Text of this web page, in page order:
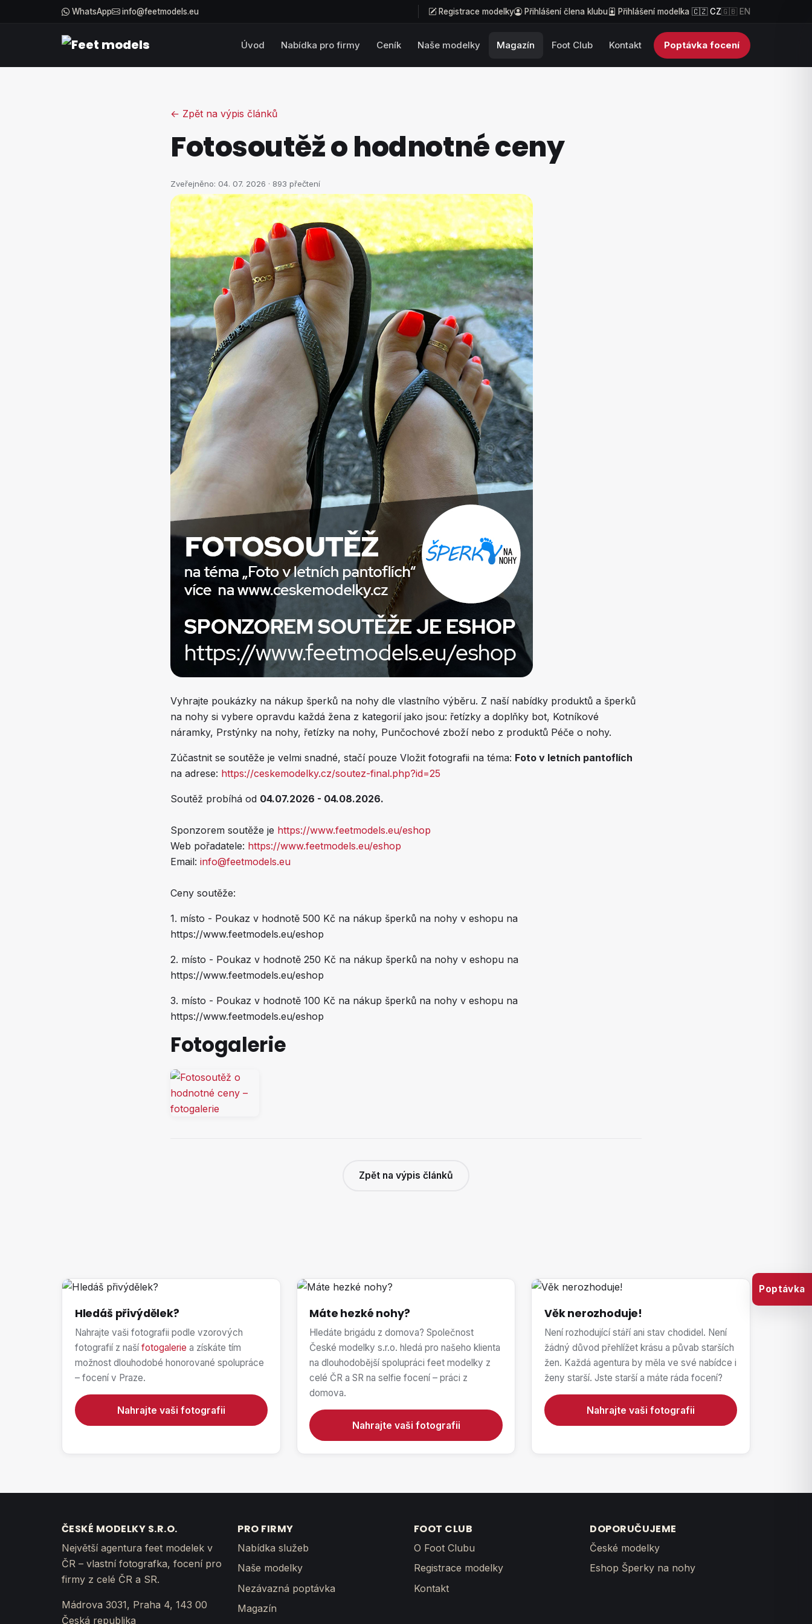
WhatsApp info@feetmodels.eu Registrace modelky Přihlášení člena klubu Přihlášení modelka 🇨🇿 CZ🇬🇧 EN
Úvod Nabídka pro firmy Ceník Naše modelky Magazín Foot Club Kontakt Poptávka focení
← Zpět na výpis článků
Fotosoutěž o hodnotné ceny
Zveřejněno: 04. 07. 2026 · 893 přečtení
Vyhrajte poukázky na nákup šperků na nohy dle vlastního výběru. Z naší nabídky produktů a šperků
na nohy si vybere opravdu každá žena z kategorií jako jsou: řetízky a doplňky bot, Kotníkové
náramky, Prstýnky na nohy, řetízky na nohy, Punčochové zboží nebo z produktů Péče o nohy.
Zúčastnit se soutěže je velmi snadné, stačí pouze Vložit fotografii na téma: Foto v letních pantoflích
na adrese: https://ceskemodelky.cz/soutez-final.php?id=25
Soutěž probíhá od 04.07.2026 - 04.08.2026.
Sponzorem soutěže je https://www.feetmodels.eu/eshop
Web pořadatele: https://www.feetmodels.eu/eshop
Email: info@feetmodels.eu
Ceny soutěže:
1. místo - Poukaz v hodnotě 500 Kč na nákup šperků na nohy v eshopu na
https://www.feetmodels.eu/eshop
2. místo - Poukaz v hodnotě 250 Kč na nákup šperků na nohy v eshopu na
https://www.feetmodels.eu/eshop
3. místo - Poukaz v hodnotě 100 Kč na nákup šperků na nohy v eshopu na
https://www.feetmodels.eu/eshop
Fotogalerie
Zpět na výpis článků
Hledáš přivýdělek?
Nahrajte vaši fotografii podle vzorových
fotografií z naší fotogalerie a získáte tím
možnost dlouhodobé honorované spolupráce
– focení v Praze.
Nahrajte vaši fotografii
Máte hezké nohy?
Hledáte brigádu z domova? Společnost
České modelky s.r.o. hledá pro našeho klienta
na dlouhodobější spolupráci feet modelky z
celé ČR a SR na selfie focení – práci z
domova.
Nahrajte vaši fotografii
Věk nerozhoduje!
Není rozhodující stáří ani stav chodidel. Není
žádný důvod přehlížet krásu a půvab starších
žen. Každá agentura by měla ve své nabídce i
ženy starší. Jste starší a máte ráda focení?
Nahrajte vaši fotografii
ČESKÉ MODELKY S.R.O.
Největší agentura feet modelek v
ČR – vlastní fotografka, focení pro
firmy z celé ČR a SR.
Mádrova 3031, Praha 4, 143 00
Česká republika
PRO FIRMY
Nabídka služeb
Naše modelky
Nezávazná poptávka
Magazín
FOOT CLUB
O Foot Clubu
Registrace modelky
Kontakt
DOPORUČUJEME
České modelky
Eshop Šperky na nohy
Poptávka